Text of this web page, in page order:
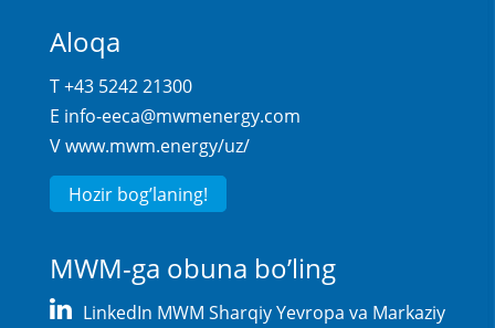
Aloqa
T +43 5242 21300
E info-eeca@mwmenergy.com
Vwww.mwm.energy/uz/
Hozir bog’laning!
MWM-ga obuna bo’ling
LinkedIn MWM Sharqiy Yevropa va Markaziy